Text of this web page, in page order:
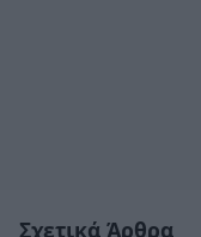
Σχετικά Άρθρα